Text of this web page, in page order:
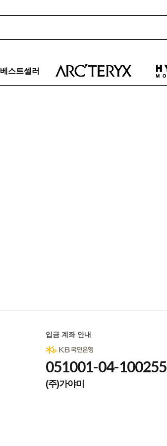
베스트셀러
입금 계좌 안내
051001-04-100255
(주)가야미